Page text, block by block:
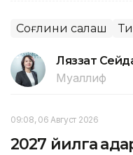
Соғлиқни сақлаш
Ляззат
Муаллиф
09:08, 06 Август 2026
2027 йилга